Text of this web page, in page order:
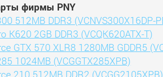
фирмы PNY
512MB DDR3 (VCNVS300X16DP-
K620 2GB DDR3 (VCQK620ATX-T)
GTX 570 XLR8 1280MB GDDR5
1024MB (VCGGTX285XPB)
210 512MB DDR2 (VCGG2105XPB)